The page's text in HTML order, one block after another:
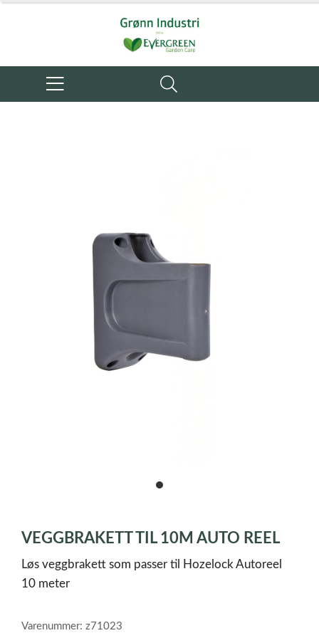
item
of
1
VEGGBRAKETT TIL 10M AUTO REEL
Løs veggbrakett som passer til Hozelock Autoreel
10 meter
Varenummer: z71023